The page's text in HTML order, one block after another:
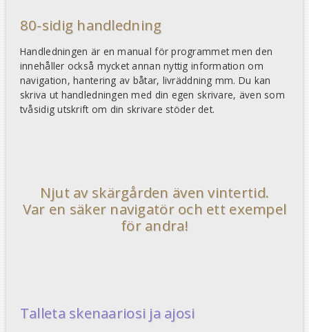
80-sidig handledning
Handledningen är en manual för programmet men den
innehåller också mycket annan nyttig information om
navigation, hantering av båtar, livräddning mm. Du kan
skriva ut handledningen med din egen skrivare, även som
tvåsidig utskrift om din skrivare stöder det.
Njut av skärgården även vintertid.
Var en säker navigatör och ett exempel
för andra!
Talleta skenaariosi ja ajosi